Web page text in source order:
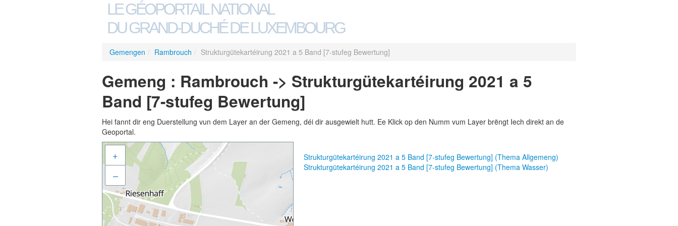
LE GÉOPORTAIL NATIONAL
DU GRAND-DUCHÉ DE LUXEMBOURG
Gemengen / Rambrouch / Strukturgütekartéirung 2021 a 5 Band [7-stufeg Bewertung]
Gemeng : Rambrouch -> Strukturgütekartéirung 2021 a 5
Band [7-stufeg Bewertung]
Hei fannt dir eng Duerstellung vun dem Layer an der Gemeng, déi dir ausgewielt hutt. Ee Klick op den Numm vum Layer brëngt Iech direkt an de
Geoportal.
+
–
Strukturgütekartéirung 2021 a 5 Band [7-stufeg Bewertung] (Thema Allgemeng)
Strukturgütekartéirung 2021 a 5 Band [7-stufeg Bewertung] (Thema Wasser)